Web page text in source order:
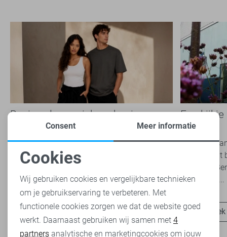
Basics: de onmisbare basis van
iedere garderobe
Basics zijn tijdloze kledingstukken die een
belangrijke rol spelen binnen een veelzijdige
onafhankelijk van...
Ontdek nu
Een
Rijssen
Ben jij die
je nog
geweest?
snel verder...
Noodzakelijke cookies
Personalisatie cookies
Analytische cookies
Consent Meer informatie
Cookies
Wij gebruiken cookies en vergelijkbare technieken
om je gebruikservaring te verbeteren. Met
functionele cookies zorgen we dat de website goed
werkt. Daarnaast gebruiken wij samen met 4
partners analytische en marketingcookies om jouw